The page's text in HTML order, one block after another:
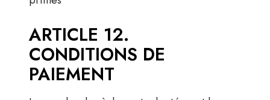
ARTICLE 12.
CONDITIONS DE
PAIEMENT